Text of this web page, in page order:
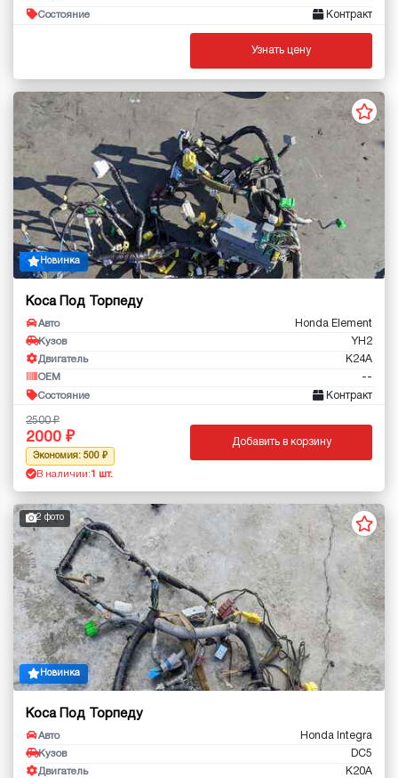
Состояние Контракт
Узнать цену
Новинка
Коса Под Торпеду
Авто Honda Element
Кузов YH2
Двигатель K24A
OEM --
Состояние Контракт
2500
2000
Экономия: 500
В наличии: 1 шт.
Добавить в корзину
2 фото
Новинка
Коса Под Торпеду
Авто Honda Integra
Кузов DC5
Двигатель K20A